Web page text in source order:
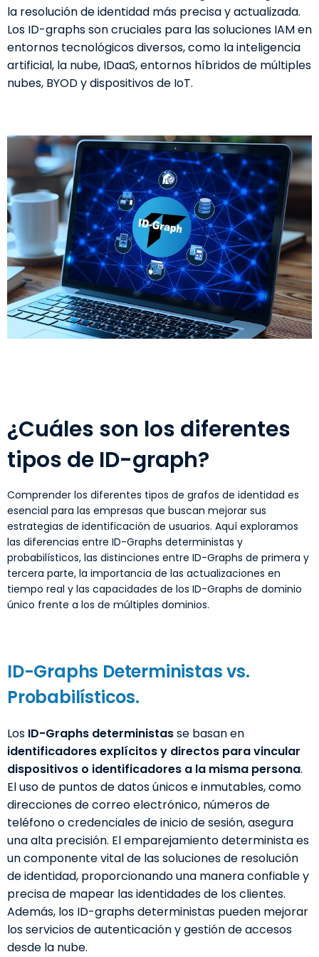
la resolución de identidad más precisa y actualizada.
Los ID-graphs son cruciales para las soluciones IAM en
entornos tecnológicos diversos, como la inteligencia
artificial, la nube, IDaaS, entornos híbridos de múltiples
nubes, BYOD y dispositivos de IoT.
¿Cuáles son los diferentes
tipos de ID-graph?
Comprender los diferentes tipos de grafos de identidad es
esencial para las empresas que buscan mejorar sus
estrategias de identificación de usuarios. Aquí exploramos
las diferencias entre ID-Graphs deterministas y
probabilísticos, las distinciones entre ID-Graphs de primera y
tercera parte, la importancia de las actualizaciones en
tiempo real y las capacidades de los ID-Graphs de dominio
único frente a los de múltiples dominios.
ID-Graphs Deterministas vs.
Probabilísticos.
Los ID-Graphs deterministasse basan en
identificadores explícitos y directos para vincular
dispositivos o identificadores a la misma persona.
El uso de puntos de datos únicos e inmutables, como
direcciones de correo electrónico, números de
teléfono o credenciales de inicio de sesión, asegura
una alta precisión. El emparejamiento determinista es
un componente vital de las soluciones de resolución
de identidad, proporcionando una manera confiable y
precisa de mapear las identidades de los clientes.
Además, los ID-graphs deterministas pueden mejorar
los servicios de autenticación y gestión de accesos
desde la nube.